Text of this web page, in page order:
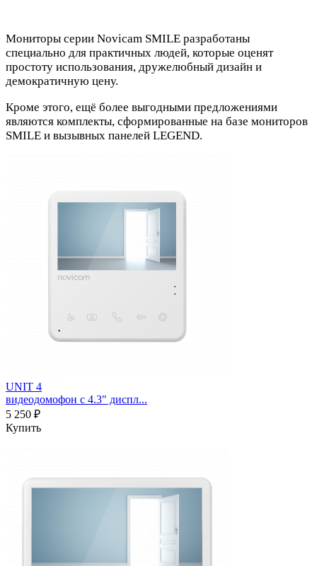
Мониторы серии Novicam SMILE разработаны
специально для практичных людей, которые оценят
простоту использования, дружелюбный дизайн и
демократичную цену.
Кроме этого, ещё более выгодными предложениями
являются комплекты, сформированные на базе мониторов
SMILE и вызывных панелей LEGEND.
UNIT 4
видеодомофон с 4.3" диспл...
5 250 ₽
Купить